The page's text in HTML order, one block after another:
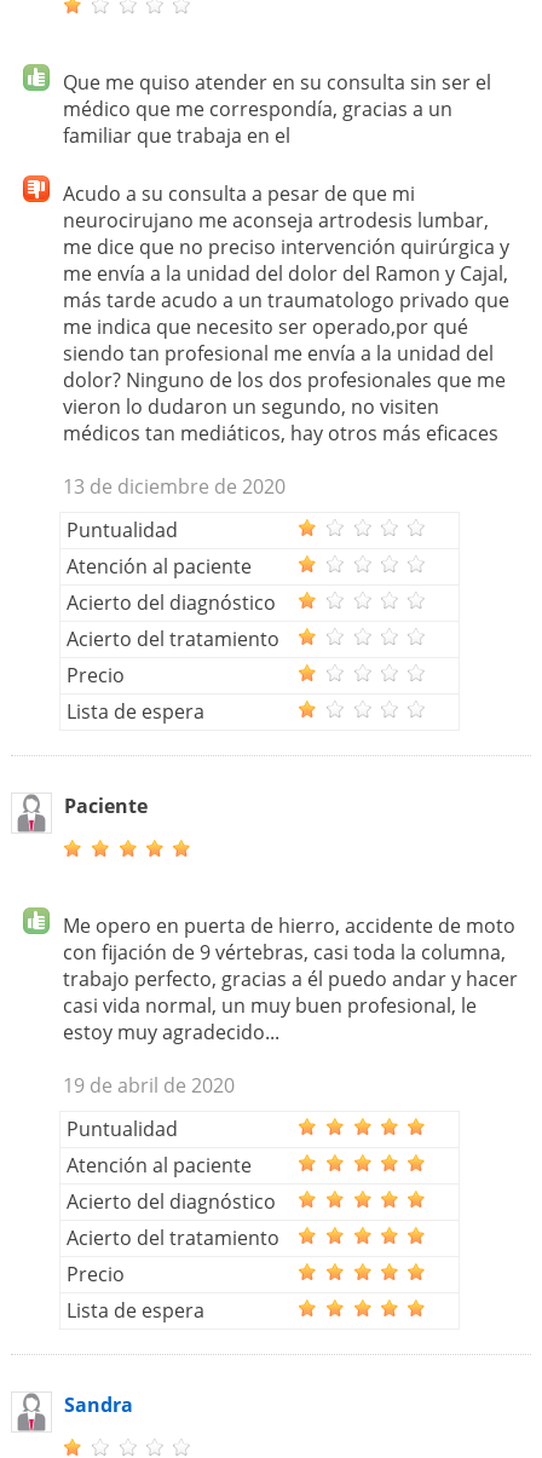
Que me quiso atender en su consulta sin ser el
médico que me correspondía, gracias a un
familiar que trabaja en el
Acudo a su consulta a pesar de que mi
neurocirujano me aconseja artrodesis lumbar,
me dice que no preciso intervención quirúrgica y
me envía a la unidad del dolor del Ramon y Cajal,
más tarde acudo a un traumatologo privado que
me indica que necesito ser operado,por qué
siendo tan profesional me envía a la unidad del
dolor? Ninguno de los dos profesionales que me
vieron lo dudaron un segundo, no visiten
médicos tan mediáticos, hay otros más eficaces
13 de diciembre de 2020
Puntualidad
Atención al paciente
Acierto del diagnóstico
Acierto del tratamiento
Precio
Lista de espera
Paciente
Me opero en puerta de hierro, accidente de moto
con fijación de 9 vértebras, casi toda la columna,
trabajo perfecto, gracias a él puedo andar y hacer
casi vida normal, un muy buen profesional, le
estoy muy agradecido...
19 de abril de 2020
Puntualidad
Atención al paciente
Acierto del diagnóstico
Acierto del tratamiento
Precio
Lista de espera
Sandra